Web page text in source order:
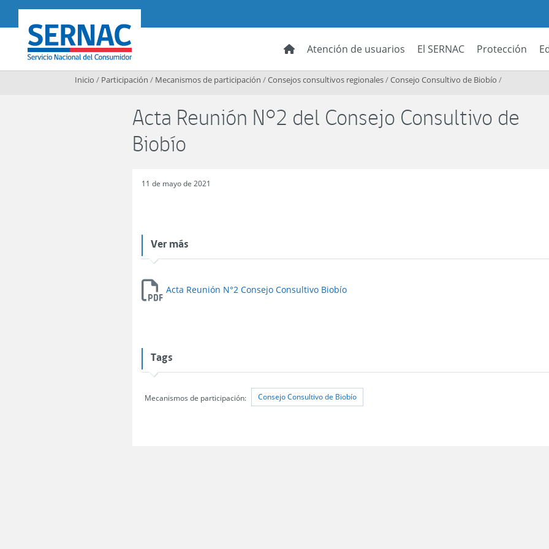
SERNAC
Atención de usuarios El SERNAC Protección
Inicio / Participación / Mecanismos de participación /Consejos consultivos regionales/Consejo Consultivo de Biobío /
Acta Reunión N°2 del Consejo Consultivo de
Biobío
11 de mayo de 2021
Ver más
Acta Reunión N°2 Consejo Consultivo Biobío
Tags
Mecanismos de participación: Consejo Consultivo de Biobío